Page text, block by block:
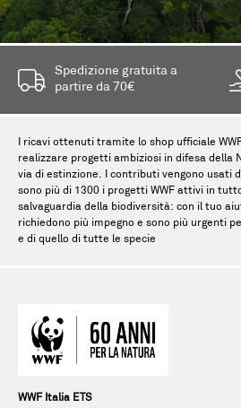
Spedizione gratuita a
partire da 70€
I ricavi ottenuti tramite lo shop ufficiale
realizzare progetti ambiziosi in difesa della
via di estinzione. I contributi vengono usati
sono più di 1300 i progetti WWF attivi in
salvaguardia della biodiversità: con il tuo
richiedono più impegno e sono più urgenti
e di quello di tutte le specie
WWF Italia ETS